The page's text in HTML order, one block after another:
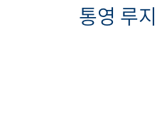
통영 루